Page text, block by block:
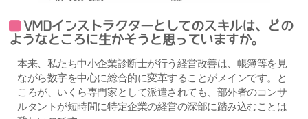
VMDインストラクターとしてのスキルは、どの
ようなところに生かそうと思っていますか。
本来、私たち中小企業診断士が行う経営改善は、帳簿等を見
ながら数字を中心に総合的に変革することがメインです。と
ころが、いくら専門家として派遣されても、部外者のコンサ
ルタントが短時間に特定企業の経営の深部に踏み込むことは